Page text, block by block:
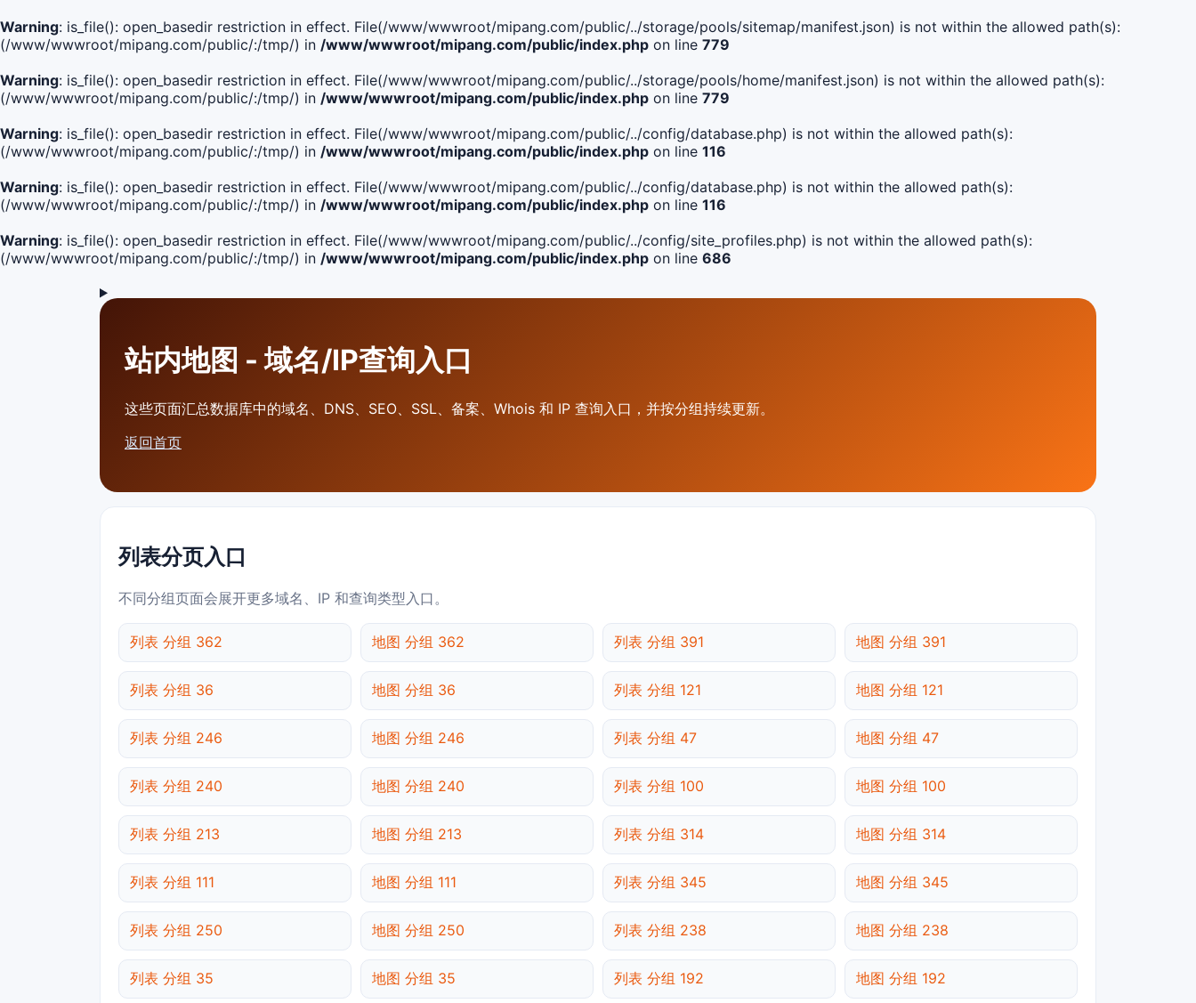
Warning: is_file(): open_basedir restriction in effect. File(/www/wwwroot/mipang.com/public/../storage/pools/sitemap/manifest.json) is not within the allowed path(s):
(/www/wwwroot/mipang.com/public/:/tmp/) in /www/wwwroot/mipang.com/public/index.php on line 779
Warning: is_file(): open_basedir restriction in effect. File(/www/wwwroot/mipang.com/public/../storage/pools/home/manifest.json) is not within the allowed path(s):
(/www/wwwroot/mipang.com/public/:/tmp/) in /www/wwwroot/mipang.com/public/index.php on line 779
Warning: is_file(): open_basedir restriction in effect. File(/www/wwwroot/mipang.com/public/../config/database.php) is not within the allowed path(s):
(/www/wwwroot/mipang.com/public/:/tmp/) in /www/wwwroot/mipang.com/public/index.php on line 116
Warning: is_file(): open_basedir restriction in effect. File(/www/wwwroot/mipang.com/public/../config/database.php) is not within the allowed path(s):
(/www/wwwroot/mipang.com/public/:/tmp/) in /www/wwwroot/mipang.com/public/index.php on line 116
Warning: is_file(): open_basedir restriction in effect. File(/www/wwwroot/mipang.com/public/../config/site_profiles.php) is not within the allowed path(s):
(/www/wwwroot/mipang.com/public/:/tmp/) in /www/wwwroot/mipang.com/public/index.php on line 686
站内地图 - 域名/IP查询入口
这些页面汇总数据库中的域名、DNS、SEO、SSL、备案、Whois 和 IP 查询入口，并按分组持续更新。
返回首页
列表分页入口
不同分组页面会展开更多域名、IP 和查询类型入口。
列表 分组 362 地图 分组 362 列表 分组 391 地图 分组 391
列表 分组 36 地图 分组 36 列表 分组 121 地图 分组 121
列表 分组 246 地图 分组 246 列表 分组 47 地图 分组 47
列表 分组 240 地图 分组 240 列表 分组 100 地图 分组 100
列表 分组 213 地图 分组 213 列表 分组 314 地图 分组 314
列表 分组 111 地图 分组 111 列表 分组 345 地图 分组 345
列表 分组 250 地图 分组 250 列表 分组 238 地图 分组 238
列表 分组 35 地图 分组 35 列表 分组 192 地图 分组 192